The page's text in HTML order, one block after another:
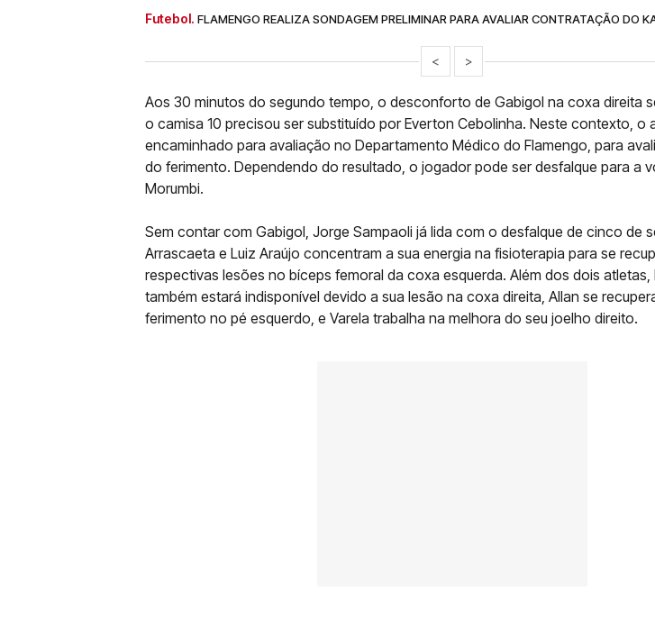
Futebol. FLAMENGO REALIZA SONDAGEM PRELIMINAR PARA AVALIAR CONTRATAÇÃO DO
< >
Aos 30 minutos do segundo tempo, o desconforto de Gabigol na coxa direita
o camisa 10 precisou ser substituído por Everton Cebolinha. Neste contexto, o
encaminhado para avaliação no Departamento Médico do Flamengo, para
do ferimento. Dependendo do resultado, o jogador pode ser desfalque para a
Morumbi.
Sem contar com Gabigol, Jorge Sampaoli já lida com o desfalque de cinco de
Arrascaeta e Luiz Araújo concentram a sua energia na fisioterapia para se
respectivas lesões no bíceps femoral da coxa esquerda. Além dos dois atletas,
também estará indisponível devido a sua lesão na coxa direita, Allan se
ferimento no pé esquerdo, e Varela trabalha na melhora do seu joelho direito.